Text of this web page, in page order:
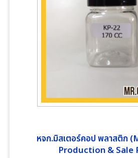
หจก.มิสเตอร์คอป พลาสติก
Production & Sale